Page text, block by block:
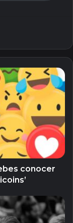
conocer